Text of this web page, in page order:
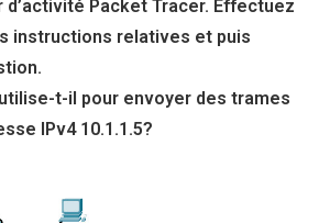
d’activité Packet Tracer. Effectuez
instructions relatives et puis
t-il pour envoyer des trames
IPv4 10.1.1.5?